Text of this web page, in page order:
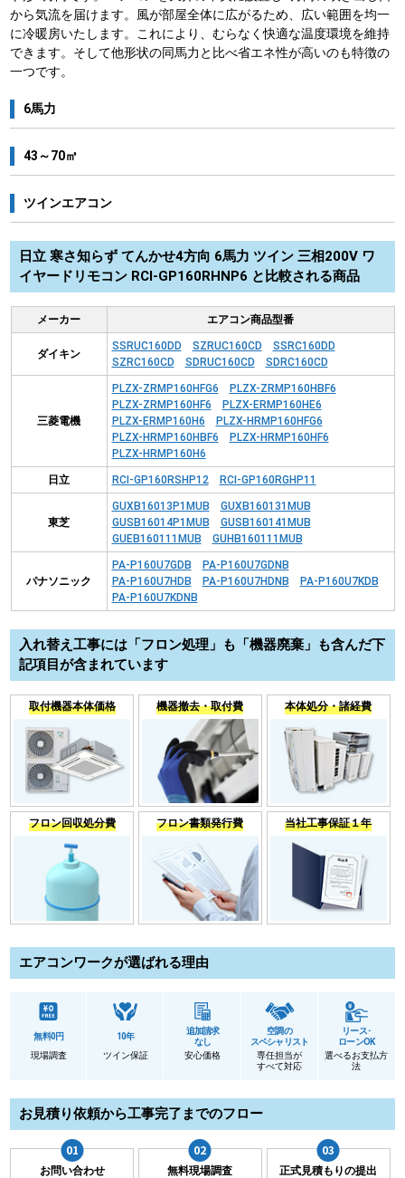
から気流を届けます。風が部屋全体に広がるため、広い範囲を均一
に冷暖房いたします。これにより、むらなく快適な温度環境を維持
できます。そして他形状の同馬力と比べ省エネ性が高いのも特徴の
一つです。
6馬力
43～70㎡
ツインエアコン
日立 寒さ知らず てんかせ4方向 6馬力 ツイン 三相200V ワ
イヤードリモコン RCI-GP160RHNP6 と比較される商品
メーカー エアコン商品型番
ダイキン
SSRUC160DD SZRUC160CD
SSRC160DD
SZRC160CD
SDRUC160CD SDRC160CD
三菱電機
PLZX-ZRMP160HFG6
PLZX-ZRMP160HBF6
PLZX-ZRMP160HF6
PLZX-ERMP160HE6
PLZX-ERMP160H6
PLZX-HRMP160HFG6
PLZX-HRMP160HBF6
PLZX-HRMP160HF6
PLZX-HRMP160H6
日立 RCI-GP160RSHP12 RCI-GP160RGHP11
東芝
GUXB16013P1MUB
GUXB160131MUB
GUSB16014P1MUB
GUSB160141MUB
GUEB160111MUB
GUHB160111MUB
パナソニック
PA-P160U7GDB
PA-P160U7GDNB
PA-P160U7HDB
PA-P160U7HDNB
PA-P160U7KDB
PA-P160U7KDNB
入れ替え工事には「フロン処理」も「機器廃棄」も含んだ下
記項目が含まれています
取付機器本体価格 機器撤去・取付費 本体処分・諸経費
フロン回収処分費 フロン書類発行費 当社工事保証１年
エアコンワークが選ばれる理由
無料0円
現場調査
10年
ツイン保証
追加請求
なし
安心価格
空調の
スペシャリスト
専任担当が
すべて対応
リース･
ローンOK
選べるお支払方
法
お見積り依頼から工事完了までのフロー
お問い合わせ 無料現場調査 正式見積もりの提出